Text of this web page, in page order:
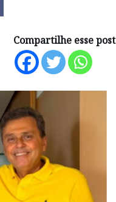
Compartilhe esse post